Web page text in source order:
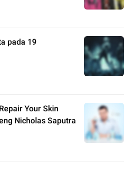
pada 19
Your Skin
Nicholas Saputra